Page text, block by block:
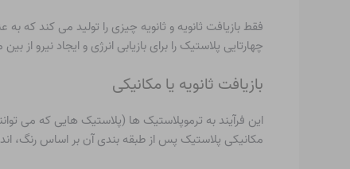
چهارتایی پلاستیک را برای بازیابی انرژی و ایجاد نیرو از
بازیافت ثانویه یا مکانیکی
این فرآیند به ترموپلاستیک ها (پلاستیک هایی که می
مکانیکی پلاستیک پس از طبقه بندی آن بر اساس رنگ،